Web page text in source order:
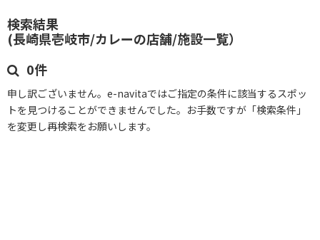
検索結果
(長崎県壱岐市/カレーの店舗/施設一覧）
0件
申し訳ございません。e-navitaではご指定の条件に該当するスポッ
トを見つけることができませんでした。お手数ですが「検索条件」
を変更し再検索をお願いします。